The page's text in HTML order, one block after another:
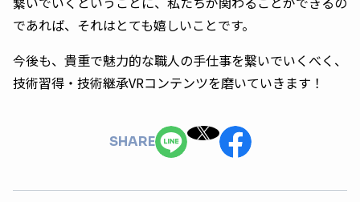
であれば、それはとても嬉しいことです。
今後も、貴重で魅力的な職人の手仕事を繋いでいくべく、
技術習得・技術継承VRコンテンツを磨いていきます！
SHARE